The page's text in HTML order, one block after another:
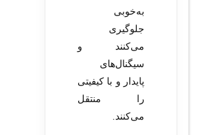
به‌خوبی
جلوگیری
می‌کنند و
سیگنال‌های
پایدار و با کیفیتی
را منتقل
می‌کنند.